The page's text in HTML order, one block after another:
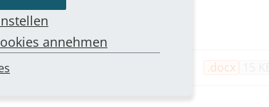
.docx
annehmen